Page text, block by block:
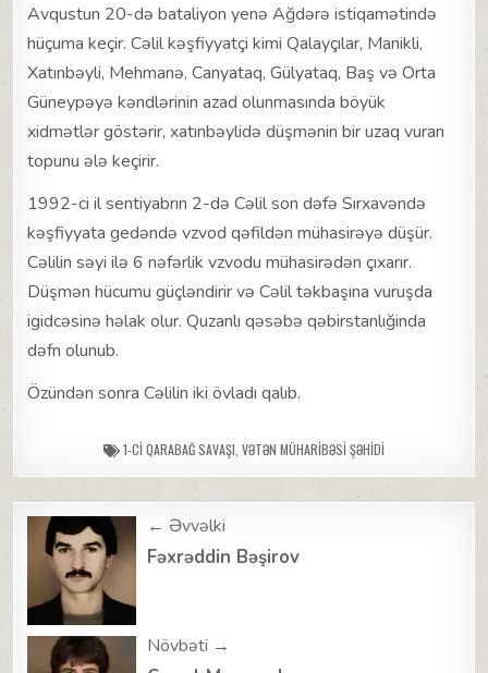
Avqustun 20-də bataliyon yenə Ağdərə istiqamətində
hüçuma keçir. Cəlil kəşfiyyatçi kimi Qalayçılar, Manikli,
Xatınbəyli, Mehmanə, Canyataq, Gülyataq, Baş və Orta
Güneypəyə kəndlərinin azad olunmasında böyük
xidmətlər göstərir, xatınbəylidə düşmənin bir uzaq vuran
topunu ələ keçirir.
1992-ci il sentiyabrın 2-də Cəlil son dəfə Sırxavəndə
kəşfiyyata gedəndə vzvod qəfildən mühasirəyə düşür.
Cəlilin səyi ilə 6 nəfərlik vzvodu mühasirədən çıxarır.
Düşmən hücumu güçləndirir və Cəlil təkbaşına vuruşda
igidcəsinə həlak olur. Quzanlı qəsəbə qəbirstanlığinda
dəfn olunub.
Özündən sonra Cəlilin iki övladı qalıb.
1-CI QARABAĞ SAVAŞI VƏTƏN MÜHARIBƏSI ŞƏHIDI
Post
navigation
← Əvvəlki
Fəxrəddin Bəşirov
Növbəti →